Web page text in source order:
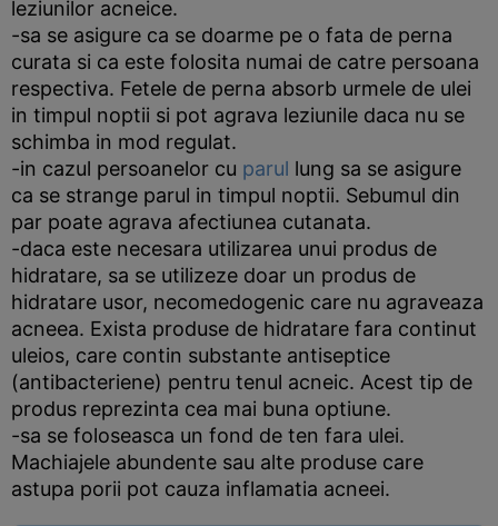
leziunilor acneice.
-sa se asigure ca se doarme pe o fata de perna
curata si ca este folosita numai de catre persoana
respectiva. Fetele de perna absorb urmele de ulei
in timpul noptii si pot agrava leziunile daca nu se
schimba in mod regulat.
-in cazul persoanelor cu parul lung sa se asigure
ca se strange parul in timpul noptii. Sebumul din
par poate agrava afectiunea cutanata.
-daca este necesara utilizarea unui produs de
hidratare, sa se utilizeze doar un produs de
hidratare usor, necomedogenic care nu agraveaza
acneea. Exista produse de hidratare fara continut
uleios, care contin substante antiseptice
(antibacteriene) pentru tenul acneic. Acest tip de
produs reprezinta cea mai buna optiune.
-sa se foloseasca un fond de ten fara ulei.
Machiajele abundente sau alte produse care
astupa porii pot cauza inflamatia acneei.